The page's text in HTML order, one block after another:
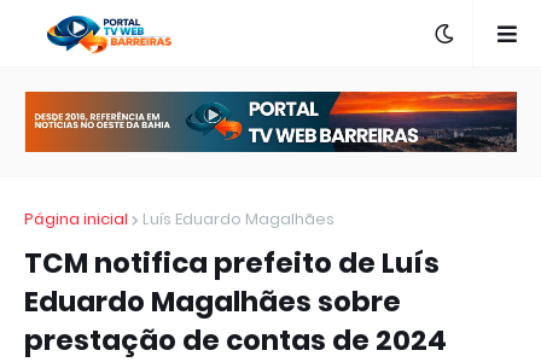
Página inicial Luís Eduardo Magalhães
TCM notifica prefeito de Luís
Eduardo Magalhães sobre
prestação de contas de 2024